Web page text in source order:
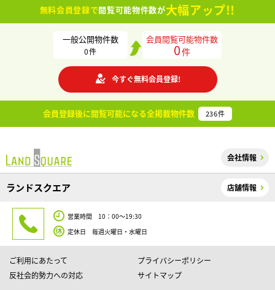
無料会員登録で閲覧可能物件数が大幅アップ!!
一般公開物件数
0件
会員閲覧可能物件数
0件
今すぐ無料会員登録!
会員登録後に閲覧可能になる全掲載物件数 236件
会社情報
ランドスクエア 店舗情報
営業時間 10：00～19:30
定休日 毎週火曜日・水曜日
ご利用にあたって
プライバシーポリシー
反社会的勢力への対応
サイトマップ